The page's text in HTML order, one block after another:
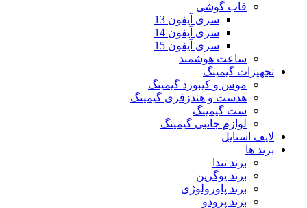
قاب گوشی
سری آیفون 13
سری آیفون 14
سری آیفون 15
ساعت هوشمند
تجهیزات گیمینگ
موس و کیبورد گیمینگ
هدست و هندزفری گیمینگ
ست گیمینگ
لوازم جانبی گیمینگ
لایف استایل
برند ها
برند تندا
برند یوگرین
برند پاورولوژی
برند پرودو